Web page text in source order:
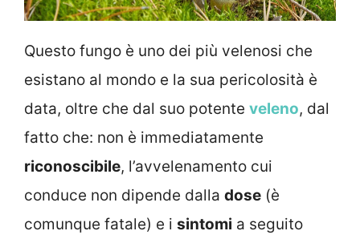
Questo fungo è uno dei più velenosi che
esistano al mondo e la sua pericolosità è
data, oltre che dal suo potente veleno, dal
fatto che: non è immediatamente
riconoscibile, l’avvelenamento cui
conduce non dipende dalla dose (è
comunque fatale) e i sintomi a seguito